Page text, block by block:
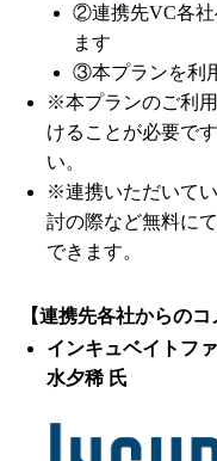
②連携先VC各社
ます
③本プランを利
※本プランのご利
けることが必要で
い。
※連携いただいて
討の際など無料に
できます。
【連携先各社からのコ
インキュベイトフ
水夕稀 氏